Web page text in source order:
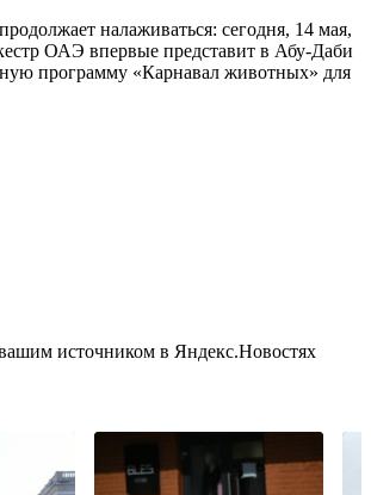
налаживаться: сегодня, 14 мая,
ОАЭ впервые представит в Абу-Даби
программу «Карнавал животных» для
источником в Яндекс.Новостях